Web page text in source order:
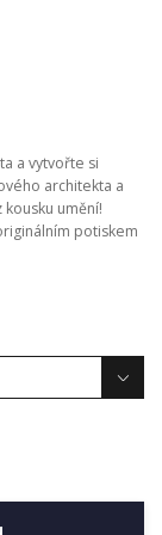
a vytvořte si
architekta a
umění!
potiskem